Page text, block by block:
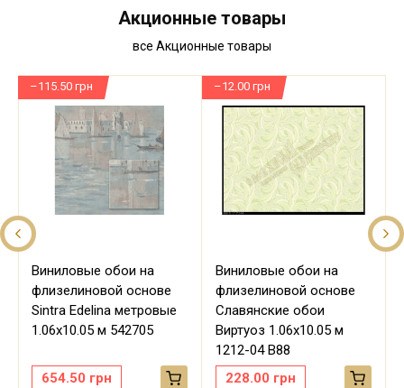
Акционные товары
все Акционные товары
Виниловые обои на
флизелиновой основе
Sintra Edelina метровые
1.06х10.05 м 542705
654.50 грн
–115.50 грн
Виниловые обои на
флизелиновой основе
Славянские обои
Виртуоз 1.06х10.05 м
1212-04 В88
228.00 грн
–12.00 грн